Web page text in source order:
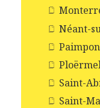
Néant-
Saint-
Saint-